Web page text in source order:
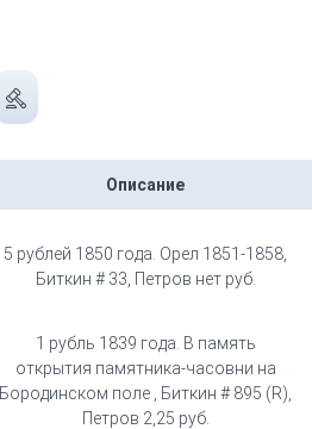
Описание
5 рублей 1850 года. Орел 1851-1858,
Биткин # 33, Петров нет руб.
1 рубль 1839 года. В память
открытия памятника-часовни на
Бородинском поле , Биткин # 895 (R),
Петров 2,25 руб.